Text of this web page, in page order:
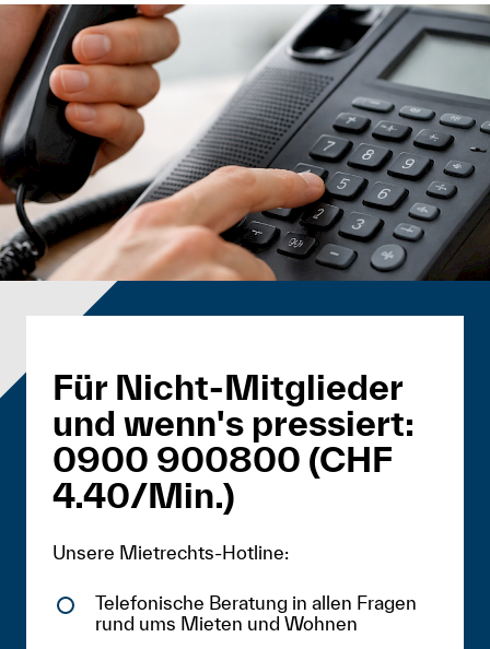
Für Nicht-Mitglieder
und wenn's pressiert:
0900 900800 (CHF
4.40/Min.)
Unsere Mietrechts-Hotline:
Telefonische Beratung in allen Fragen
rund ums Mieten und Wohnen